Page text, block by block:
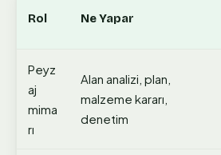
Rol Ne Yapar
Peyz
aj
mima
rı
Alan analizi, plan,
malzeme kararı,
denetim